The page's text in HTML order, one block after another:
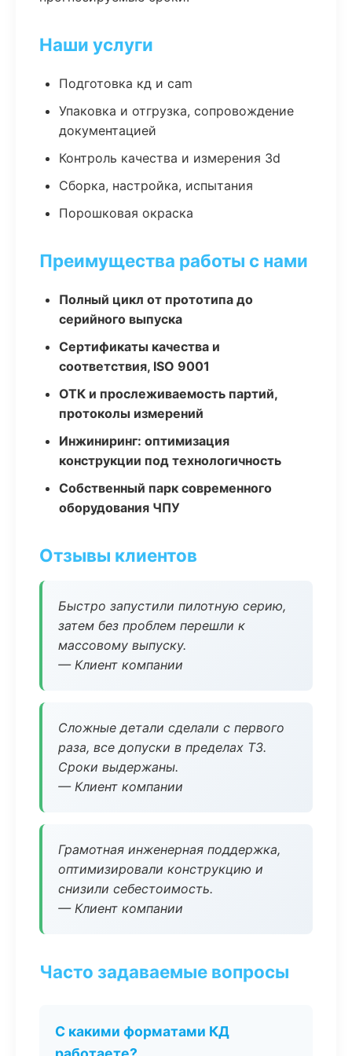
Наши услуги
Подготовка кд и cam
Упаковка и отгрузка, сопровождение
документацией
Контроль качества и измерения 3d
Сборка, настройка, испытания
Порошковая окраска
Преимущества работы с нами
Полный цикл от прототипа до
серийного выпуска
Сертификаты качества и
соответствия, ISO 9001
ОТК и прослеживаемость партий,
протоколы измерений
Инжиниринг: оптимизация
конструкции под технологичность
Собственный парк современного
оборудования ЧПУ
Отзывы клиентов
Быстро запустили пилотную серию,
затем без проблем перешли к
массовому выпуску.
— Клиент компании
Сложные детали сделали с первого
раза, все допуски в пределах ТЗ.
Сроки выдержаны.
— Клиент компании
Грамотная инженерная поддержка,
оптимизировали конструкцию и
снизили себестоимость.
— Клиент компании
Часто задаваемые вопросы
С какими форматами КД